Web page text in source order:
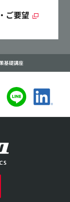
ご要望
基礎講座